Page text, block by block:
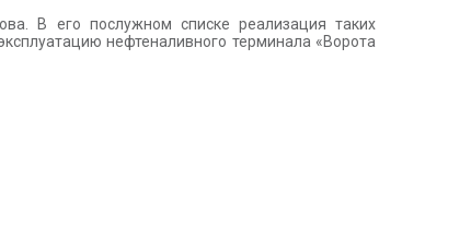
В его послужном списке реализация таких
нефтеналивного терминала «Ворота